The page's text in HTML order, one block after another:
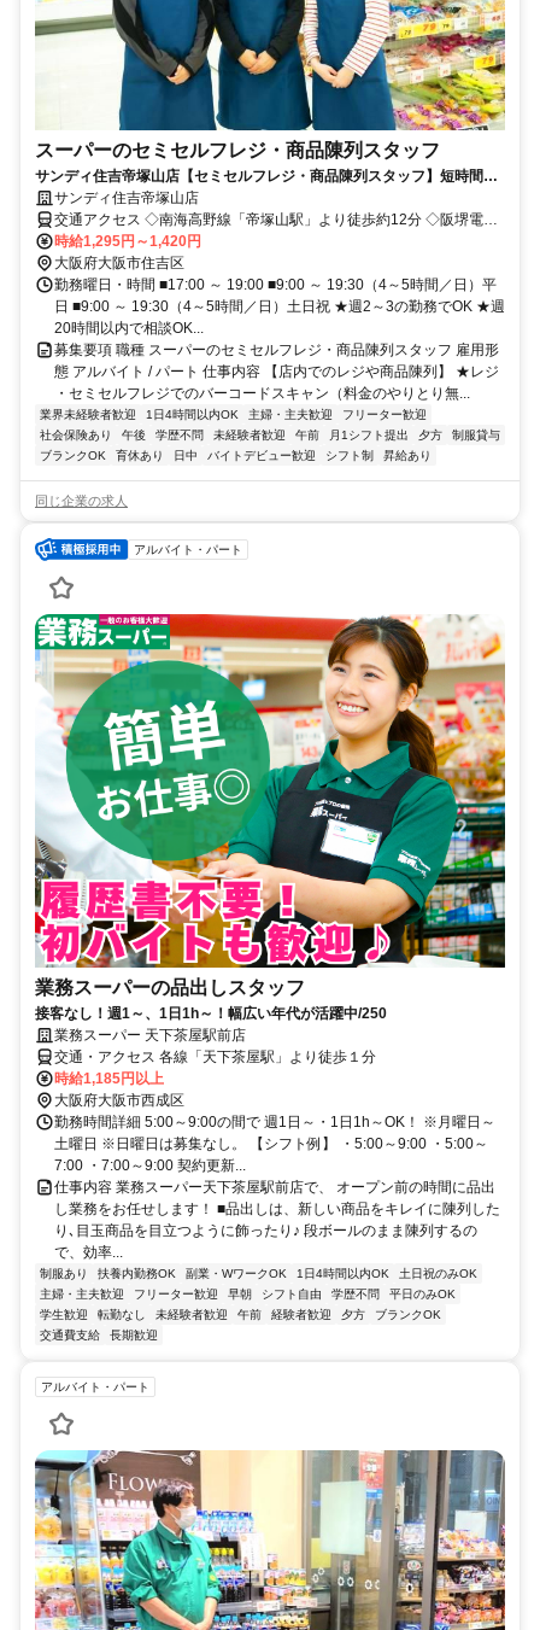
スーパーのセミセルフレジ・商品陳列スタッフ
サンディ住吉帝塚山店【セミセルフレジ・商品陳列スタッフ】短時間や
扶養内など相談OK！近隣の方活躍中！
サンディ住吉帝塚山店
交通アクセス ◇南海高野線「帝塚山駅」より徒歩約12分 ◇阪堺電車
上町線「姫松駅」より徒歩約7分
時給1,295円～1,420円
大阪府大阪市住吉区
勤務曜日・時間 ■17:00 ～ 19:00 ■9:00 ～ 19:30（4～5時間／日）平
日 ■9:00 ～ 19:30（4～5時間／日）土日祝 ★週2～3の勤務でOK ★週
20時間以内で相談OK...
募集要項 職種 スーパーのセミセルフレジ・商品陳列スタッフ 雇用形
態 アルバイト / パート 仕事内容 【店内でのレジや商品陳列】 ★レジ
・セミセルフレジでのバーコードスキャン（料金のやりとり無...
業界未経験者歓迎 1日4時間以内OK 主婦・主夫歓迎
フリーター歓迎
社会保険あり
午後 学歴不問 未経験者歓迎 午前 月1シフト提出 夕方
制服貸与
ブランクOK
育休あり 日中 バイトデビュー歓迎 シフト制 昇給あり
同じ企業の求人
アルバイト・パート
業務スーパーの品出しスタッフ
接客なし！週1～、1日1h～！幅広い年代が活躍中/250
業務スーパー 天下茶屋駅前店
交通・アクセス 各線「天下茶屋駅」より徒歩１分
時給1,185円以上
大阪府大阪市西成区
勤務時間詳細 5:00～9:00の間で 週1日～・1日1h～OK！ ※月曜日～
土曜日 ※日曜日は募集なし。 【シフト例】 ・5:00～9:00 ・5:00～
7:00 ・7:00～9:00 契約更新...
仕事内容 業務スーパー天下茶屋駅前店で、 オープン前の時間に品出
し業務をお任せします！ ■品出しは、新しい商品をキレイに陳列した
り､目玉商品を目立つように飾ったり♪ 段ボールのまま陳列するの
で、効率...
制服あり 扶養内勤務OK 副業・WワークOK 1日4時間以内OK
土日祝のみOK
主婦・主夫歓迎
フリーター歓迎 早朝 シフト自由 学歴不問
平日のみOK
学生歓迎
転勤なし 未経験者歓迎 午前 経験者歓迎 夕方
ブランクOK
交通費支給
長期歓迎
アルバイト・パート